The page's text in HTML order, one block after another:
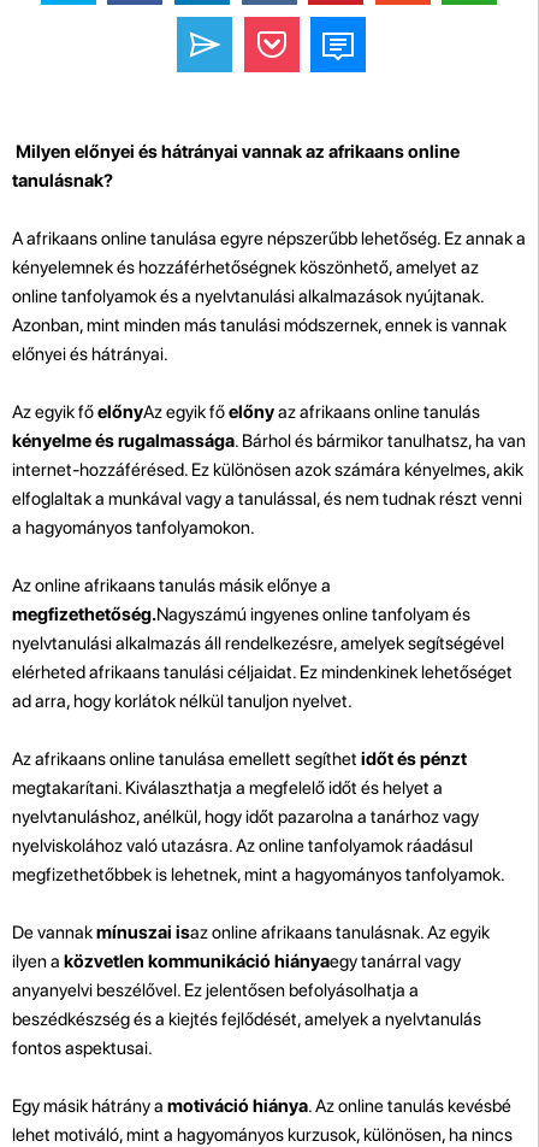
Milyen előnyei és hátrányai vannak az afrikaans online
tanulásnak?
A afrikaans online tanulása egyre népszerűbb lehetőség. Ez annak a
kényelemnek és hozzáférhetőségnek köszönhető, amelyet az
online tanfolyamok és a nyelvtanulási alkalmazások nyújtanak.
Azonban, mint minden más tanulási módszernek, ennek is vannak
előnyei és hátrányai.
Az egyik főelőnyAz egyik főelőnyaz afrikaans online tanulás
kényelme és rugalmassága. Bárhol és bármikor tanulhatsz, ha van
internet-hozzáférésed. Ez különösen azok számára kényelmes, akik
elfoglaltak a munkával vagy a tanulással, és nem tudnak részt venni
a hagyományos tanfolyamokon.
Az online afrikaans tanulás másik előnye a
megfizethetőség.Nagyszámú ingyenes online tanfolyam és
nyelvtanulási alkalmazás áll rendelkezésre, amelyek segítségével
elérheted afrikaans tanulási céljaidat. Ez mindenkinek lehetőséget
ad arra, hogy korlátok nélkül tanuljon nyelvet.
Az afrikaans online tanulása emellett segíthet időt és pénzt
megtakarítani. Kiválaszthatja a megfelelő időt és helyet a
nyelvtanuláshoz, anélkül, hogy időt pazarolna a tanárhoz vagy
nyelviskolához való utazásra. Az online tanfolyamok ráadásul
megfizethetőbbek is lehetnek, mint a hagyományos tanfolyamok.
De vannakmínuszai isaz online afrikaans tanulásnak. Az egyik
ilyen a közvetlen kommunikáció hiányaegy tanárral vagy
anyanyelvi beszélővel. Ez jelentősen befolyásolhatja a
beszédkészség és a kiejtés fejlődését, amelyek a nyelvtanulás
fontos aspektusai.
Egy másik hátrány a motiváció hiánya. Az online tanulás kevésbé
lehet motiváló, mint a hagyományos kurzusok, különösen, ha nincs